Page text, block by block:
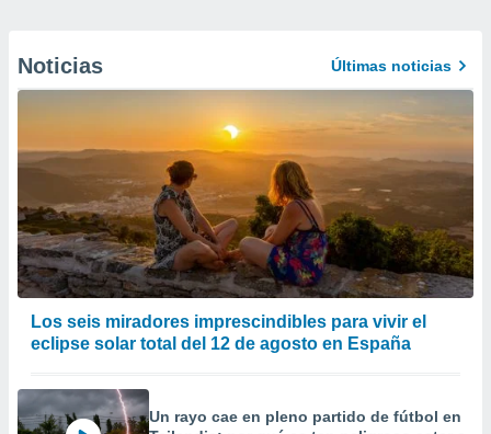
Noticias Últimas noticias
Los seis miradores imprescindibles para vivir el
eclipse solar total del 12 de agosto en España
Un rayo cae en pleno partido de fútbol en